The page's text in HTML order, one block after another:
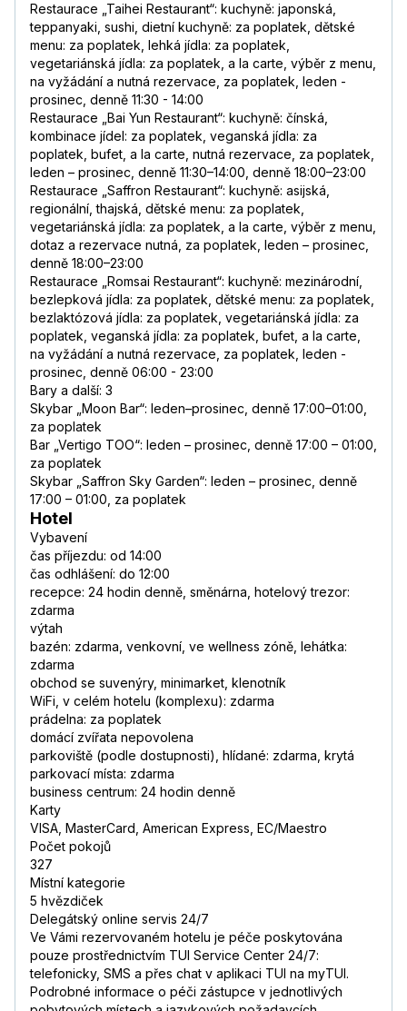
Restaurace „Taihei Restaurant“: kuchyně: japonská,
teppanyaki, sushi, dietní kuchyně: za poplatek, dětské
menu: za poplatek, lehká jídla: za poplatek,
vegetariánská jídla: za poplatek, a la carte, výběr z menu,
na vyžádání a nutná rezervace, za poplatek, leden -
prosinec, denně 11:30 - 14:00
Restaurace „Bai Yun Restaurant“: kuchyně: čínská,
kombinace jídel: za poplatek, veganská jídla: za
poplatek, bufet, a la carte, nutná rezervace, za poplatek,
leden – prosinec, denně 11:30–14:00, denně 18:00–23:00
Restaurace „Saffron Restaurant“: kuchyně: asijská,
regionální, thajská, dětské menu: za poplatek,
vegetariánská jídla: za poplatek, a la carte, výběr z menu,
dotaz a rezervace nutná, za poplatek, leden – prosinec,
denně 18:00–23:00
Restaurace „Romsai Restaurant“: kuchyně: mezinárodní,
bezlepková jídla: za poplatek, dětské menu: za poplatek,
bezlaktózová jídla: za poplatek, vegetariánská jídla: za
poplatek, veganská jídla: za poplatek, bufet, a la carte,
na vyžádání a nutná rezervace, za poplatek, leden -
prosinec, denně 06:00 - 23:00
Bary a další: 3
Skybar „Moon Bar“: leden–prosinec, denně 17:00–01:00,
za poplatek
Bar „Vertigo TOO“: leden – prosinec, denně 17:00 – 01:00,
za poplatek
Skybar „Saffron Sky Garden“: leden – prosinec, denně
17:00 – 01:00, za poplatek
Hotel
Vybavení
čas příjezdu: od 14:00
čas odhlášení: do 12:00
recepce: 24 hodin denně, směnárna, hotelový trezor:
zdarma
výtah
bazén: zdarma, venkovní, ve wellness zóně, lehátka:
zdarma
obchod se suvenýry, minimarket, klenotník
WiFi, v celém hotelu (komplexu): zdarma
prádelna: za poplatek
domácí zvířata nepovolena
parkoviště (podle dostupnosti), hlídané: zdarma, krytá
parkovací místa: zdarma
business centrum: 24 hodin denně
Karty
VISA, MasterCard, American Express, EC/Maestro
Počet pokojů
327
Místní kategorie
5 hvězdiček
Delegátský online servis 24/7
Ve Vámi rezervovaném hotelu je péče poskytována
pouze prostřednictvím TUI Service Center 24/7:
telefonicky, SMS a přes chat v aplikaci TUI na myTUI.
Podrobné informace o péči zástupce v jednotlivých